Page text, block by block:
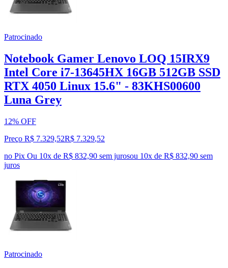
Patrocinado
Notebook Gamer Lenovo LOQ 15IRX9
Intel Core i7-13645HX 16GB 512GB SSD
RTX 4050 Linux 15.6" - 83KHS00600
Luna Grey
12% OFF
Preço R$ 7.329,52R$ 7.329,52
no Pix Ou 10x de R$ 832,90 sem jurosou 10x de R$ 832,90 sem
juros
Patrocinado